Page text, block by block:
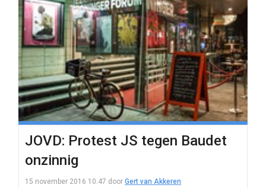
JOVD: Protest JS tegen Baudet
onzinnig
15 november 2016 10:47 door Gert van Akkeren